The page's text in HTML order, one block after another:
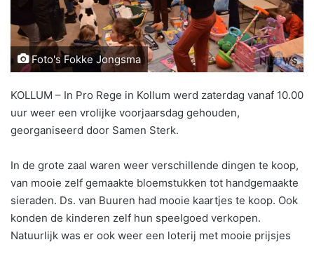
Foto's Fokke Jongsma
KOLLUM – In Pro Rege in Kollum werd zaterdag vanaf 10.00
uur weer een vrolijke voorjaarsdag gehouden,
georganiseerd door Samen Sterk.
In de grote zaal waren weer verschillende dingen te koop,
van mooie zelf gemaakte bloemstukken tot handgemaakte
sieraden. Ds. van Buuren had mooie kaartjes te koop. Ook
konden de kinderen zelf hun speelgoed verkopen.
Natuurlijk was er ook weer een loterij met mooie prijsjes